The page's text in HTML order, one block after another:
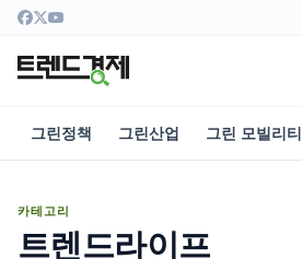
그린정책 그린산업 그린 모빌리티
카테고리
트렌드라이프